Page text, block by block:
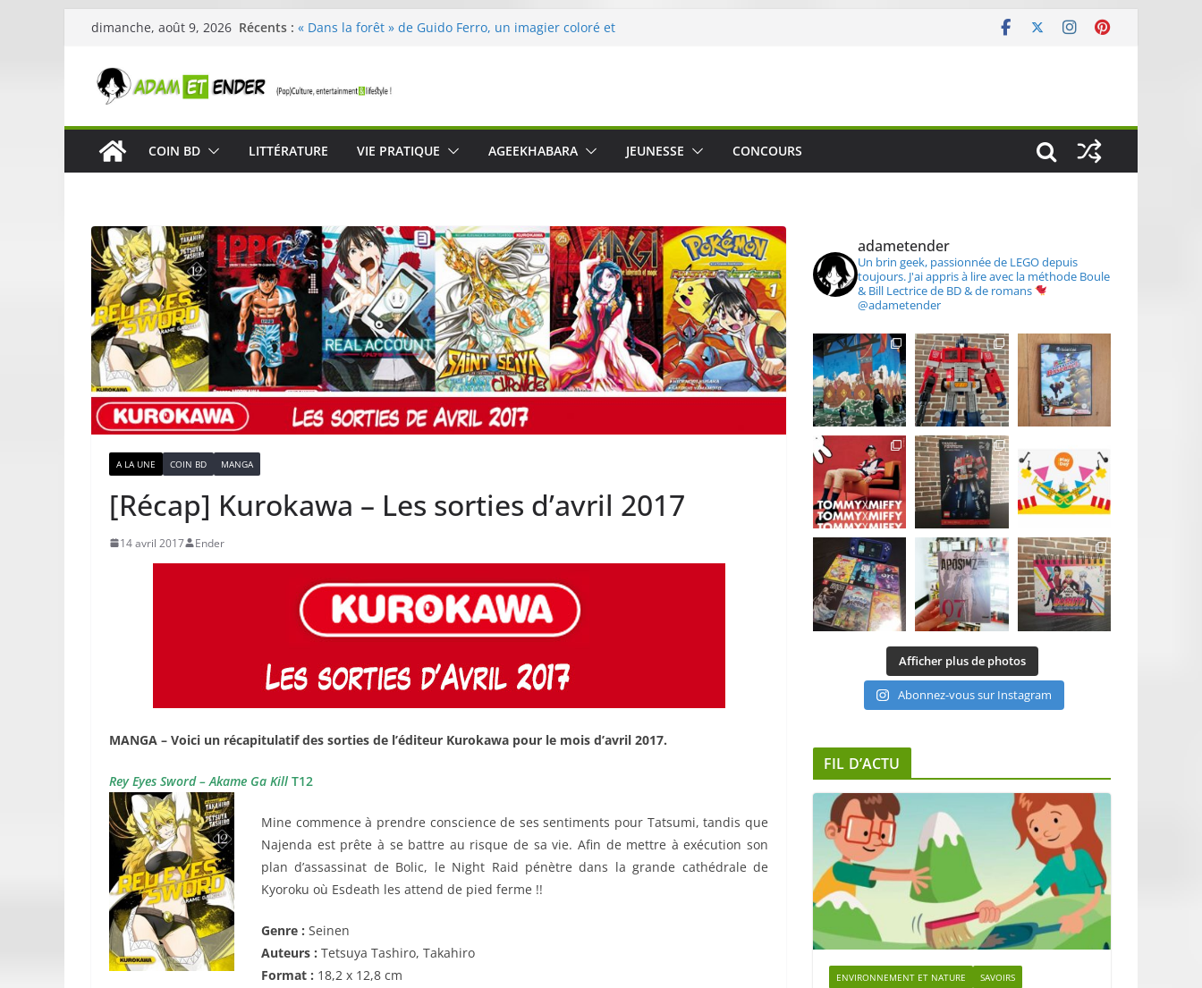
Passer
contenu
dimanche, août 9, 2026 Récents : « Dans la forêt » de Guido Ferro, un imagier coloré et
Célestin en concert : une expérience intime et engagée à
« In The Beginning was The Water », le film concert
néoclassique de Nico Cartosio sur Prime Video le 6 octobre
Skullcandy dévoile le Crusher 540 Active : un casque audio
COIN BD LITTÉRATURE VIE PRATIQUE AGEEKHABARA JEUNESSE CONCOURS
A LA UNE COIN BD MANGA
[Récap] Kurokawa – Les sorties d’avril 2017
14 avril 2017 Ender
MANGA – Voici un récapitulatif des sorties de l’éditeur Kurokawa pour le mois d’avril 2017.
Rey Eyes Sword – Akame Ga Kill T12
Mine commence à prendre conscience de ses sentiments pour Tatsumi, tandis que
Najenda est prête à se battre au risque de sa vie. Afin de mettre à exécution son
plan d’assassinat de Bolic, le Night Raid pénètre dans la grande cathédrale de
Kyoroku où Esdeath les attend de pied ferme !!
Genre : Seinen
Auteurs : Tetsuya Tashiro, Takahiro
Format : 18,2 x 12,8 cm
adametender
Un brin geek, passionnée de LEGO depuis
toujours. J'ai appris à lire avec la méthode Boule
& Bill Lectrice de BD & de romans
@adametender
Afficher plus de photos
Abonnez-vous sur Instagram
FIL D’ACTU
ENVIRONNEMENT ET NATURE
SAVOIRS